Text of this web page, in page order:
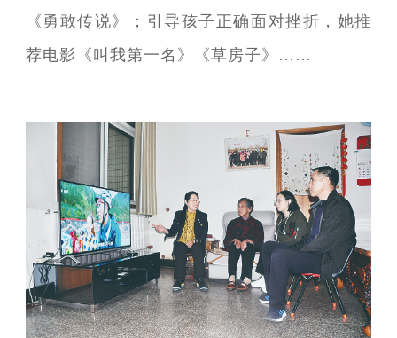
《勇敢传说》；引导孩子正确面对挫折，她推
荐电影《叫我第一名》《草房子》……